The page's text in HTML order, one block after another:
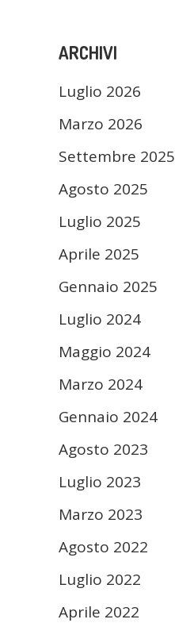
ARCHIVI
Luglio 2026
Marzo 2026
Settembre 2025
Agosto 2025
Luglio 2025
Aprile 2025
Gennaio 2025
Luglio 2024
Maggio 2024
Marzo 2024
Gennaio 2024
Agosto 2023
Luglio 2023
Marzo 2023
Agosto 2022
Luglio 2022
Aprile 2022